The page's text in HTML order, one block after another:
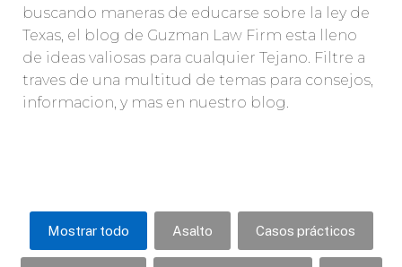
buscando maneras de educarse sobre la ley de
Texas, el blog de Guzman Law Firm esta lleno
de ideas valiosas para cualquier Tejano. Filtre a
traves de una multitud de temas para consejos,
informacion, y mas en nuestro blog.
Mostrar todo Asalto Casos prácticos